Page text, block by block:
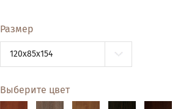
Размер
120x85x154
Выберите цвет